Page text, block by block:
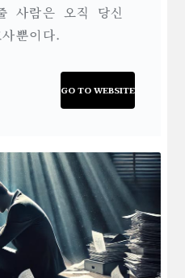
사람은 오직 당신
뿐이다.
GO TO WEBSITE